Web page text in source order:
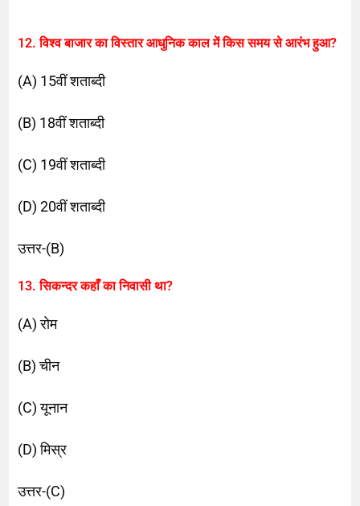
12. विश्व बाजार का विस्तार आधुनिक काल में किस समय से आरंभ हुआ?
(A) 15वीं शताब्दी
(B) 18वीं शताब्दी
(C) 19वीं शताब्दी
(D) 20वीं शताब्दी
उत्तर-(B)
13. सिकन्दर कहाँ का निवासी था?
(A) रोम
(B) चीन
(C) यूनान
(D) मिस्र
उत्तर-(C)